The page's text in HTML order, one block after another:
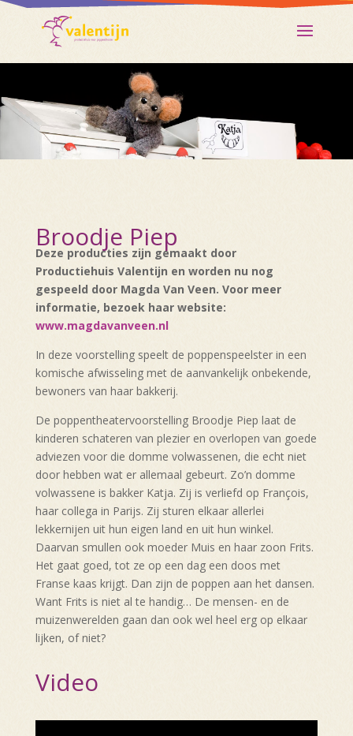
Broodje Piep
Deze producties zijn gemaakt door
Productiehuis Valentijn en worden nu nog
gespeeld door Magda Van Veen. Voor meer
informatie, bezoek haar website:
www.magdavanveen.nl
In deze voorstelling speelt de poppenspeelster in een
komische afwisseling met de aanvankelijk onbekende,
bewoners van haar bakkerij.
De poppentheatervoorstelling Broodje Piep laat de
kinderen schateren van plezier en overlopen van goede
adviezen voor die domme volwassenen, die echt niet
door hebben wat er allemaal gebeurt. Zo’n domme
volwassene is bakker Katja. Zij is verliefd op François,
haar collega in Parijs. Zij sturen elkaar allerlei
lekkernijen uit hun eigen land en uit hun winkel.
Daarvan smullen ook moeder Muis en haar zoon Frits.
Het gaat goed, tot ze op een dag een doos met
Franse kaas krijgt. Dan zijn de poppen aan het dansen.
Want Frits is niet al te handig… De mensen- en de
muizenwerelden gaan dan ook wel heel erg op elkaar
lijken, of niet?
Video